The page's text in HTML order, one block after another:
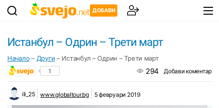
ДОБАВИ
Истанбул – Одрин – Трети март
Начало – Други – Истанбул – Одрин – Трети март
1 294 Добави коментар
ili_25 www.globaltour.bg 5 февруари 2019